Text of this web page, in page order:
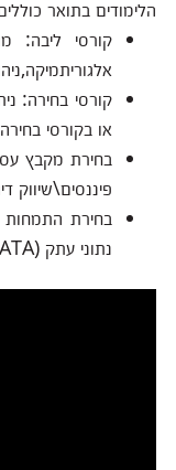
הלימודים בתואר
קורסי ליבה:
קורסי בחירה:
או בקורסי
בחירת מקבץ
פיננסים\שיווק
בחירת
נתוני עתק (BIG DATA) או אפליקציות ורשתות חברתיות.